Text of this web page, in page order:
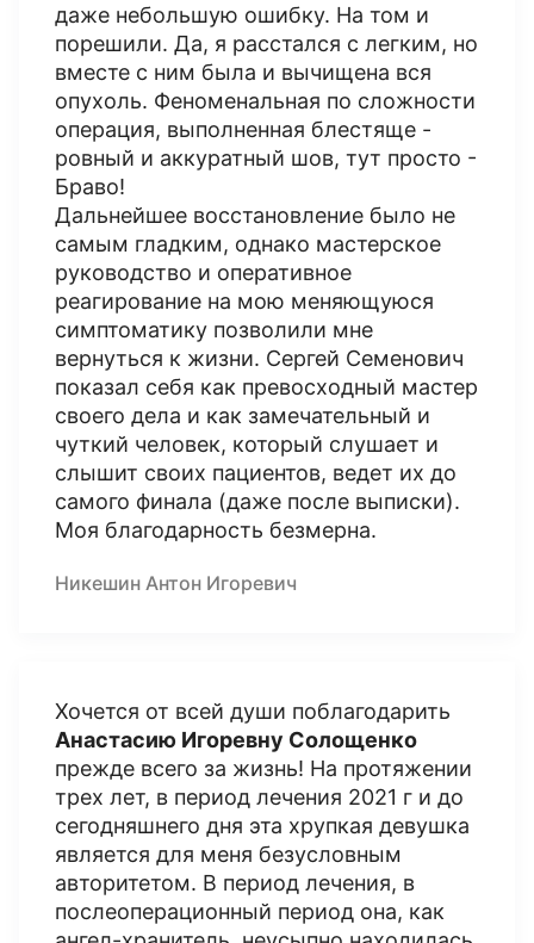
даже небольшую ошибку. На том и
порешили. Да, я расстался с легким, но
вместе с ним была и вычищена вся
опухоль. Феноменальная по сложности
операция, выполненная блестяще -
ровный и аккуратный шов, тут просто -
Браво!
Дальнейшее восстановление было не
самым гладким, однако мастерское
руководство и оперативное
реагирование на мою меняющуюся
симптоматику позволили мне
вернуться к жизни. Сергей Семенович
показал себя как превосходный мастер
своего дела и как замечательный и
чуткий человек, который слушает и
слышит своих пациентов, ведет их до
самого финала (даже после выписки).
Моя благодарность безмерна.
Никешин Антон Игоревич
Хочется от всей души поблагодарить
Анастасию Игоревну Солощенко
прежде всего за жизнь! На протяжении
трех лет, в период лечения 2021 г и до
сегодняшнего дня эта хрупкая девушка
является для меня безусловным
авторитетом. В период лечения, в
послеоперационный период она, как